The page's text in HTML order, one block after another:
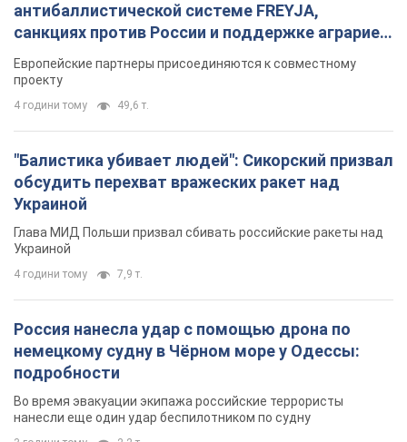
антибаллистической системе FREYJA,
санкциях против России и поддержке аграриев.
Видео
Европейские партнеры присоединяются к совместному
проекту
4 години тому 49,6 т.
"Балистика убивает людей": Сикорский призвал
обсудить перехват вражеских ракет над
Украиной
Глава МИД Польши призвал сбивать российские ракеты над
Украиной
4 години тому 7,9 т.
Россия нанесла удар с помощью дрона по
немецкому судну в Чёрном море у Одессы:
подробности
Во время эвакуации экипажа российские террористы
нанесли еще один удар беспилотником по судну